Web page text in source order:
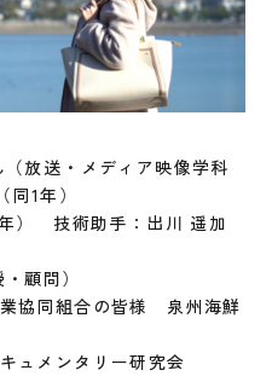
放送・メディア映像学科
1年）
） 技術助手：出川 遥加
顧問）
協同組合の皆様 泉州海鮮
ュメンタリー研究会